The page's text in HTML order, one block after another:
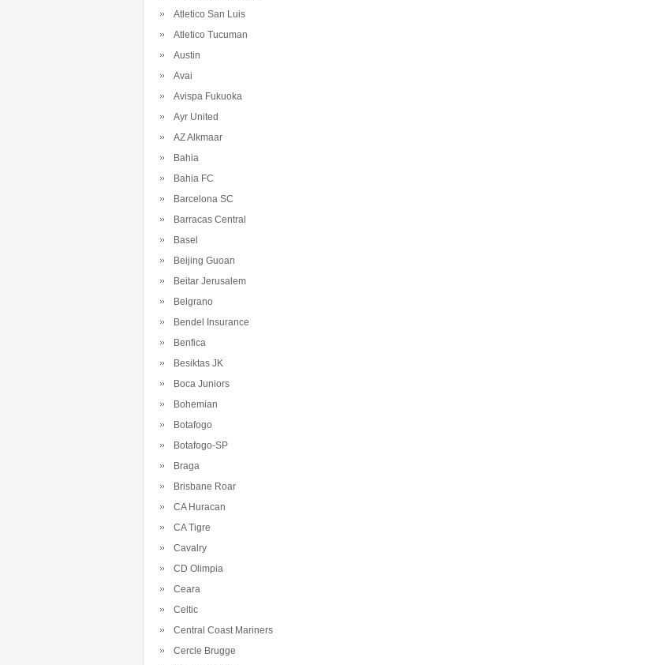
Atletico San Luis
Atletico Tucuman
Austin
Avai
Avispa Fukuoka
Ayr United
AZ Alkmaar
Bahia
Bahia FC
Barcelona SC
Barracas Central
Basel
Beijing Guoan
Beitar Jerusalem
Belgrano
Bendel Insurance
Benfica
Besiktas JK
Boca Juniors
Bohemian
Botafogo
Botafogo-SP
Braga
Brisbane Roar
CA Huracan
CA Tigre
Cavalry
CD Olimpia
Ceara
Celtic
Central Coast Mariners
Cercle Brugge